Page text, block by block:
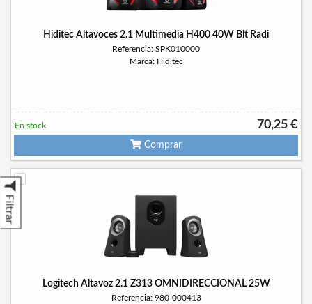
Filtrar
Hiditec Altavoces 2.1 Multimedia H400 40W Blt Radi
Referencia: SPK010000
Marca: Hiditec
70,25 €
En stock
Comprar
Logitech Altavoz 2.1 Z313 OMNIDIRECCIONAL 25W
Referencia: 980-000413